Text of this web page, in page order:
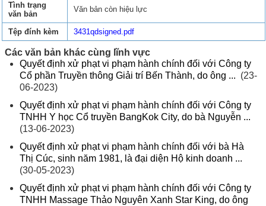
Tình trạng
văn bản
Văn bản còn hiệu lực
Tệp đính kèm 3431qdsigned.pdf
Các văn bản khác cùng lĩnh vực
Quyết định xử phạt vi phạm hành chính đối với Công ty
Cổ phần Truyền thông Giải trí Bến Thành, do ông ... (23-
06-2023)
Quyết định xử phạt vi phạm hành chính đối với Công ty
TNHH Y học Cổ truyền BangKok City, do bà Nguyễn ...
(13-06-2023)
Quyết định xử phạt vi phạm hành chính đối với bà Hà
Thị Cúc, sinh năm 1981, là đại diện Hộ kinh doanh ...
(30-05-2023)
Quyết định xử phạt vi phạm hành chính đối với Công ty
TNHH Massage Thảo Nguyên Xanh Star King, do ông